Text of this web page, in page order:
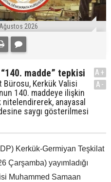
2026
madde” tepkisi
Bürosu, Kerkük Valisi
140. maddeye ilişkin
nitelendirerek, anayasal
saygı gösterilmesi
A+
A-
Kerkük-Germiyan Teşkilat
Çarşamba) yayımladığı
Muhammed Samaan